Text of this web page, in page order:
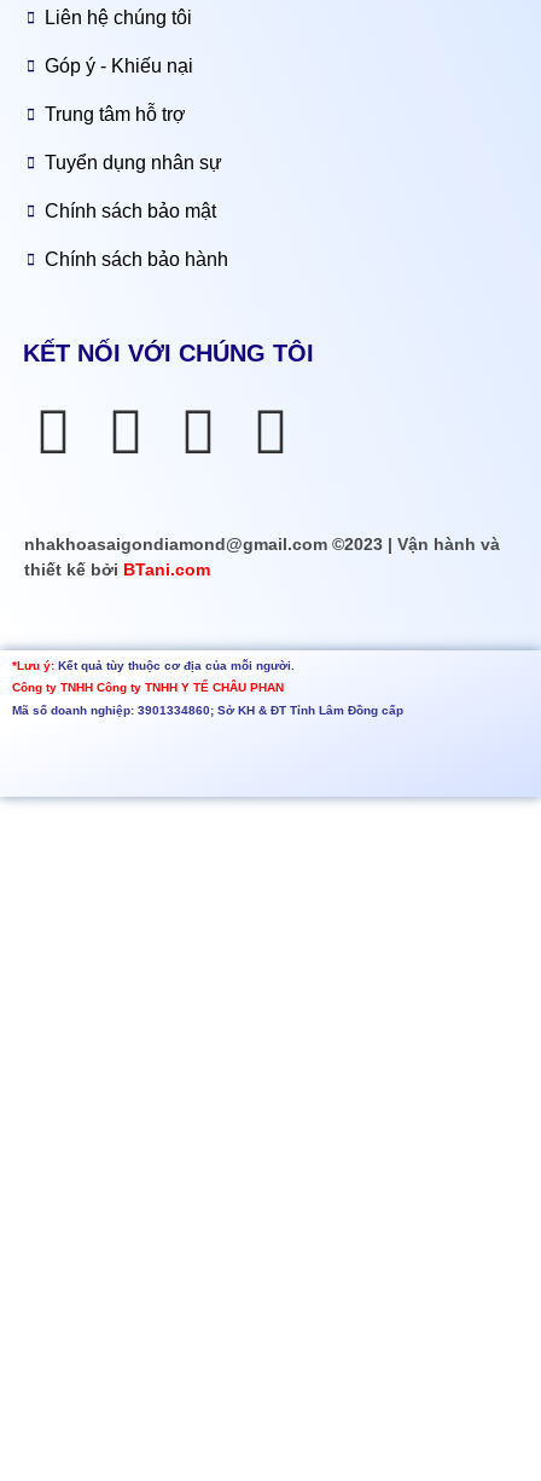
Liên hệ chúng tôi
Góp ý - Khiếu nại
Trung tâm hỗ trợ
Tuyển dụng nhân sự
Chính sách bảo mật
Chính sách bảo hành
KẾT NỐI VỚI CHÚNG TÔI
nhakhoasaigondiamond@gmail.com ©2023 | Vận hành và
thiết kế bởi BTani.com
*Lưu ý: Kết quả tùy thuộc cơ địa của mỗi người.
Công ty TNHH Công ty TNHH Y TẾ CHÂU PHAN
Mã số doanh nghiệp: 3901334860; Sở KH & ĐT Tỉnh Lâm Đồng cấp